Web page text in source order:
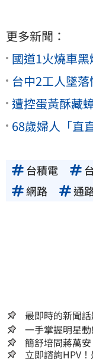
更多新聞：
國道1火燒車
台中2工人墜
遭控蛋黃酥藏
68歲婦人「直
台積電
網路
通
最即時的新聞
簡舒培問蔣萬
市長，還是氣
立即諮詢HPV